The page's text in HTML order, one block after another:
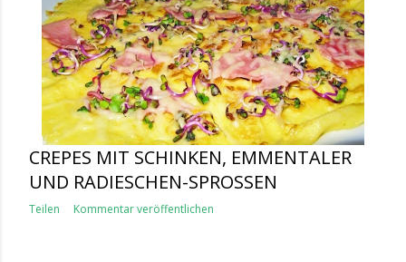
CREPES MIT SCHINKEN, EMMENTALER
UND RADIESCHEN-SPROSSEN
Teilen Kommentar veröffentlichen